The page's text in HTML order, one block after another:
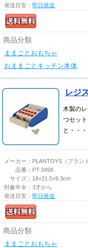
発送目安：即日発送
商品分類
ままごとおもちゃ
おままごとキッチン本体
レジ
木製の
つセッ
と・・・
メーカー： PLANTOYS（プラン
品番： PT-3458
サイズ： 18×21.5×9.3cm
対象年令：3才から
発送目安：即日発送
商品分類
ままごとおもちゃ